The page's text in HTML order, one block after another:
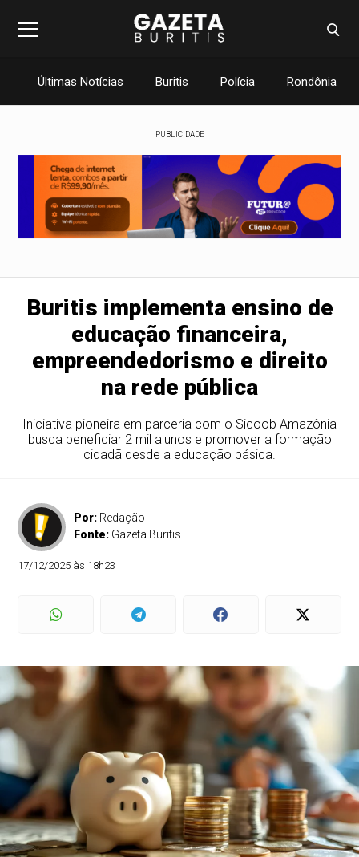
Últimas Notícias Buritis Polícia Rondônia
PUBLICIDADE
Buritis implementa ensino de
educação financeira,
empreendedorismo e direito
na rede pública
Iniciativa pioneira em parceria com o Sicoob Amazônia
busca beneficiar 2 mil alunos e promover a formação
cidadã desde a educação básica.
Por: Redação
Fonte: Gazeta Buritis
17/12/2025 às 18h23